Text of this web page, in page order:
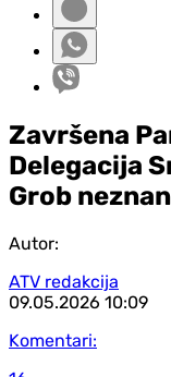
Završena
Delegacija
Grob
Autor:
ATV redakcija
09.05.2026 10:09
Komentari: